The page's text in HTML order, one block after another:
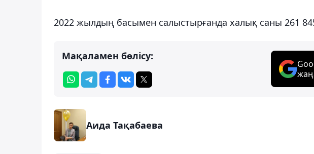
2022 жылдың басымен салыстырғанда халық саны 261
Мақаламен бөлісу:
Аида Тақабаева